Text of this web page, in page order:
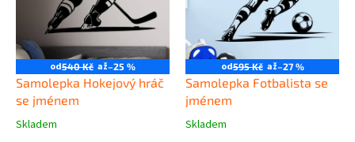
od540 Kč až–25 %
Samolepka Hokejový hráč
se jménem
Skladem
od595 Kč až–27 %
Samolepka Fotbalista se
jménem
Skladem